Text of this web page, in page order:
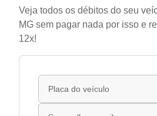
Veja todos os débitos do seu
MG sem pagar nada por isso e
12x!